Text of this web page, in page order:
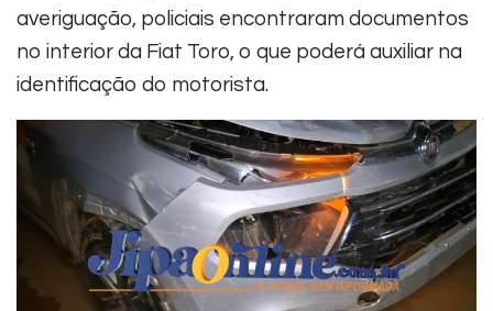
averiguação, policiais encontraram documentos
no interior da Fiat Toro, o que poderá auxiliar na
identificação do motorista.